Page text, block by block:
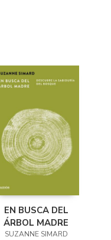
EN BUSCA DEL
ÁRBOL MADRE
SUZANNE SIMARD